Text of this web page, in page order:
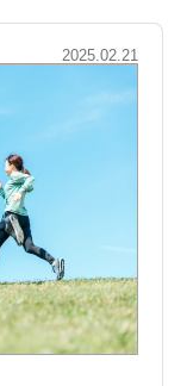
2025.02.21